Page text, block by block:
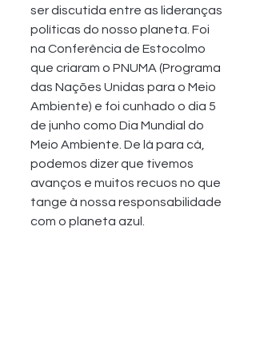
ser discutida entre as lideranças
políticas do nosso planeta. Foi
na Conferência de Estocolmo
que criaram o PNUMA (Programa
das Nações Unidas para o Meio
Ambiente) e foi cunhado o dia 5
de junho como Dia Mundial do
Meio Ambiente. De lá para cá,
podemos dizer que tivemos
avanços e muitos recuos no que
tange à nossa responsabilidade
com o planeta azul.